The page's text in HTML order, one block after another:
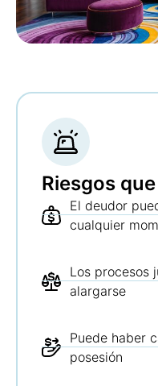
Riesgos
El deudor
cualquier
Los procesos
alargarse
Puede haber
posesión